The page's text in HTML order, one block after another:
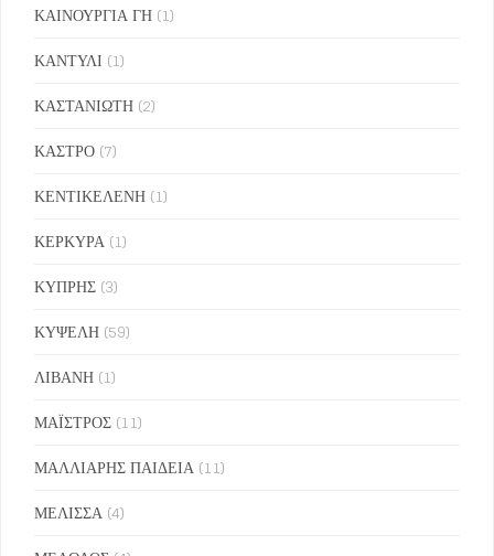
ΚΑΙΝΟΥΡΓΙΑ ΓΗ (1)
ΚΑΝΤΥΛΙ (1)
ΚΑΣΤΑΝΙΩΤΗ (2)
ΚΑΣΤΡΟ (7)
ΚΕΝΤΙΚΕΛΕΝΗ (1)
ΚΕΡΚΥΡΑ (1)
ΚΥΠΡΗΣ (3)
ΚΥΨΕΛΗ (59)
ΛΙΒΑΝΗ (1)
ΜΑΪΣΤΡΟΣ (11)
ΜΑΛΛΙΑΡΗΣ ΠΑΙΔΕΙΑ (11)
ΜΕΛΙΣΣΑ (4)